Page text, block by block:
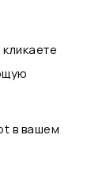
в вашем